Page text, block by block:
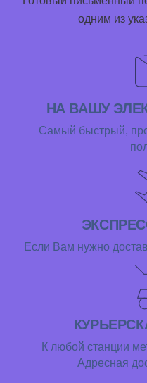
одним из
НА ВАШУ
Самый быстрый,
Если Вам нужно
К любой станции
Адресная